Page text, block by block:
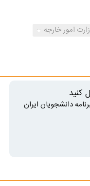
امور خارجه
کنید
دانشجویان ایران